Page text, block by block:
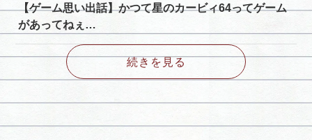
【ゲーム思い出話】かつて星のカービィ64ってゲーム
があってねぇ…
続きを見る